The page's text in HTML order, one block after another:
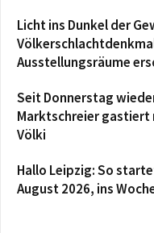
Licht ins Dunkel der
Ausstellungsräume
Seit Donnerstag
Marktschreier gastiert
Völki
Hallo Leipzig: So
August 2026, ins